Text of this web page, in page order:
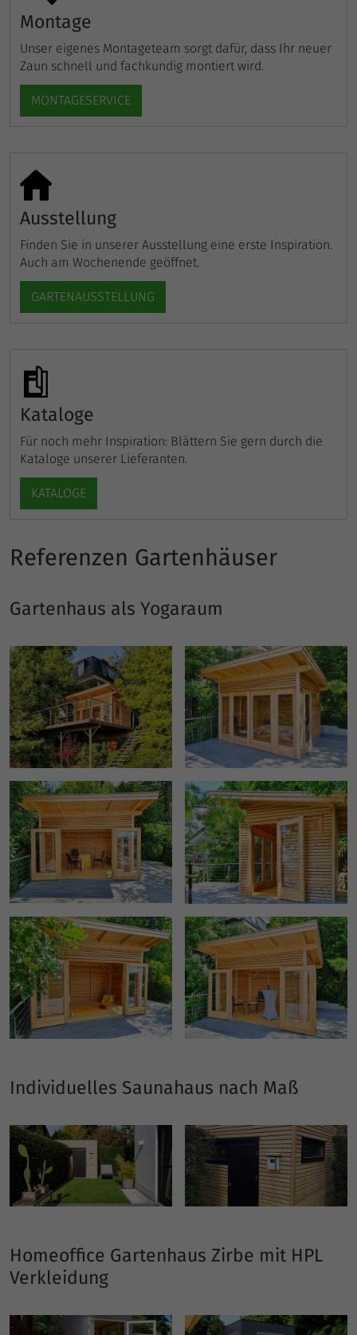
Montage
Unser eigenes Montageteam sorgt dafür, dass Ihr neuer
Zaun schnell und fachkundig montiert wird.
MONTAGESERVICE
Ausstellung
Finden Sie in unserer Ausstellung eine erste Inspiration.
Auch am Wochenende geöffnet.
GARTENAUSSTELLUNG
Kataloge
Für noch mehr Inspiration: Blättern Sie gern durch die
Kataloge unserer Lieferanten.
KATALOGE
Referenzen Gartenhäuser
Gartenhaus als Yogaraum
Individuelles Saunahaus nach Maß
Homeoffice Gartenhaus Zirbe mit HPL
Verkleidung